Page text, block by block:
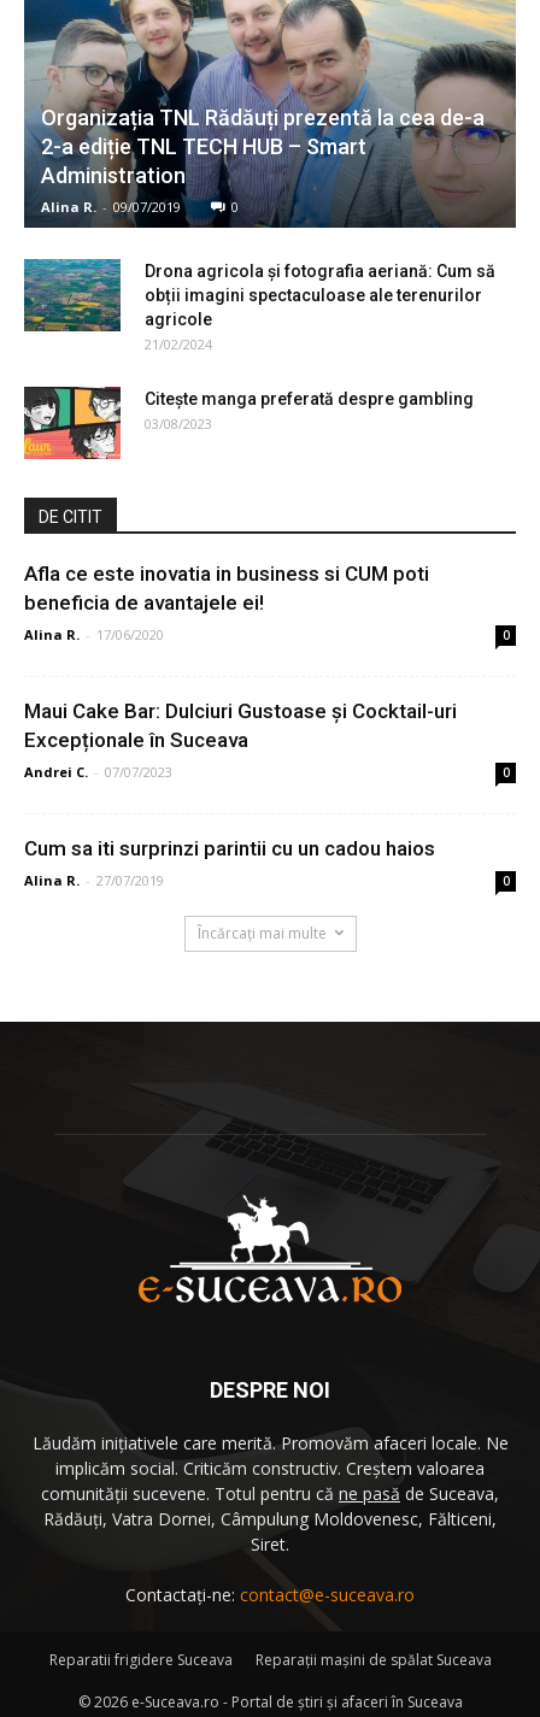
Organizația TNL Rădăuți prezentă la cea de-a
2-a ediție TNL TECH HUB – Smart
Administration
Alina R. - 09/07/2019 0
Drona agricola și fotografia aeriană: Cum să
obții imagini spectaculoase ale terenurilor
agricole
21/02/2024
Citește manga preferată despre gambling
03/08/2023
DE CITIT
Afla ce este inovatia in business si CUM poti
beneficia de avantajele ei!
Alina R. - 17/06/2020 0
Maui Cake Bar: Dulciuri Gustoase și Cocktail-uri
Excepționale în Suceava
Andrei C. - 07/07/2023 0
Cum sa iti surprinzi parintii cu un cadou haios
Alina R. - 27/07/2019 0
Încărcați mai multe
DESPRE NOI
Lăudăm iniţiativele care merită. Promovăm afaceri locale. Ne
implicăm social. Criticăm constructiv. Creştem valoarea
comunităţii sucevene. Totul pentru că ne pasă de Suceava,
Rădăuţi, Vatra Dornei, Câmpulung Moldovenesc, Fălticeni,
Siret.
Contactați-ne: contact@e-suceava.ro
Reparatii frigidere Suceava Reparaţii maşini de spălat Suceava
©2026 e-Suceava.ro - Portal de ştiri şi afaceri în Suceava